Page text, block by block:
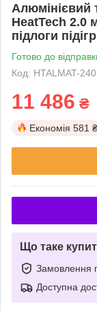
Алюмінієвий
HeatTech 2.0
підлоги
Готово до
Код: HTALMAT-
11 486 ₴
Економія 581 ₴
Що таке
Замовлення
Доступна